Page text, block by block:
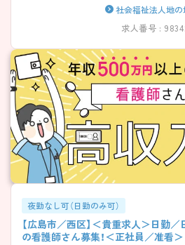
社会福祉法人地
求人番号 :
夜勤なし可（日勤のみ可）
【広島市／西区】＜貴重求人＞日勤
の看護師さん募集！＜正社員／准看＞